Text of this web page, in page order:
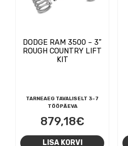
DODGE RAM 3500 – 3”
ROUGH COUNTRY LIFT
KIT
TARNEAEG TAVALISELT 3-7
TÖÖPÄEVA
879,18€
LISA KORVI